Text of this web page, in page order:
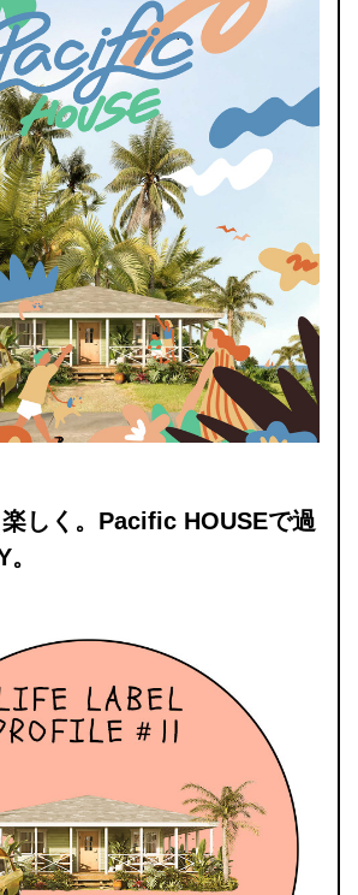
しく。Pacific HOUSEで過